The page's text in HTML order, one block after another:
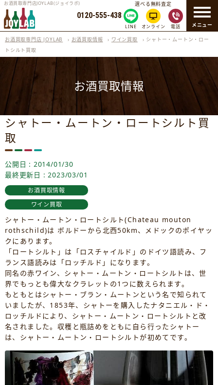
メニュー
お酒買取専門店JOYLAB(ジョイラボ)
0120-555-438
選べる無料査定
LINE オンライン 電話
お酒買取専門店 JOYLAB › お酒買取情報 › ワイン買取 › シャトー・ムートン・ロー
トシルト買取
お酒買取情報
シャトー・ムートン・ロートシルト買
取
公開日 : 2014/01/30
最終更新日 : 2023/03/01
お酒買取情報
ワイン買取
シャトー・ムートン・ロートシルト(Chateau mouton
rothschild)は ボルドーから北西50km、メドックのポイヤッ
クにあります。
「ロートシルト」は「ロスチャイルド」のドイツ語読み、フ
ランス語読みは「ロッチルド」になります。
同名の赤ワイン、シャトー・ムートン・ロートシルトは、世
界でもっとも偉大なクラレットの1つに数えられます。
もともとはシャトー・ブラン・ムートンという名で知られて
いましたが、1853年、シャトーを購入したナタニエル・ド・
ロッチルドにより、シャトー・ムートン・ロートシルトと改
名されました。収穫と瓶詰めをともに自ら行ったシャトー
は、シャトー・ムートン・ロートシルトが初めてです。